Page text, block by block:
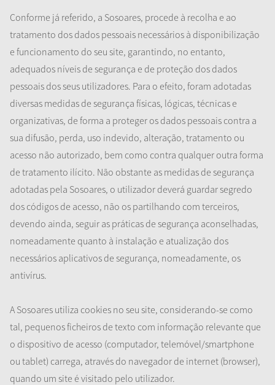
Conforme já referido, a Sosoares, procede à recolha e ao
tratamento dos dados pessoais necessários à disponibilização
e funcionamento do seu site, garantindo, no entanto,
adequados níveis de segurança e de proteção dos dados
pessoais dos seus utilizadores. Para o efeito, foram adotadas
diversas medidas de segurança físicas, lógicas, técnicas e
organizativas, de forma a proteger os dados pessoais contra a
sua difusão, perda, uso indevido, alteração, tratamento ou
acesso não autorizado, bem como contra qualquer outra forma
de tratamento ilícito. Não obstante as medidas de segurança
adotadas pela Sosoares, o utilizador deverá guardar segredo
dos códigos de acesso, não os partilhando com terceiros,
devendo ainda, seguir as práticas de segurança aconselhadas,
nomeadamente quanto à instalação e atualização dos
necessários aplicativos de segurança, nomeadamente, os
antivírus.
A Sosoares utiliza cookies no seu site, considerando-se como
tal, pequenos ficheiros de texto com informação relevante que
o dispositivo de acesso (computador, telemóvel/smartphone
ou tablet) carrega, através do navegador de internet (browser),
quando um site é visitado pelo utilizador.